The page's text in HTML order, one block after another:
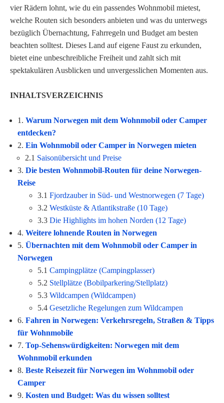
vier Rädern lohnt, wie du ein passendes Wohnmobil mietest,
welche Routen sich besonders anbieten und was du unterwegs
bezüglich Übernachtung, Fahrregeln und Budget am besten
beachten solltest. Dieses Land auf eigene Faust zu erkunden,
bietet eine unbeschreibliche Freiheit und zahlt sich mit
spektakulären Ausblicken und unvergesslichen Momenten aus.
INHALTSVERZEICHNIS
1. Warum Norwegen mit dem Wohnmobil oder Camper
entdecken?
2. Ein Wohnmobil oder Camper in Norwegen mieten
2.1 Saisonübersicht und Preise
3. Die besten Wohnmobil-Routen für deine Norwegen-
Reise
3.1 Fjordzauber in Süd- und Westnorwegen (7 Tage)
3.2 Westküste & Atlantikstraße (10 Tage)
3.3 Die Highlights im hohen Norden (12 Tage)
4. Weitere lohnende Routen in Norwegen
5. Übernachten mit dem Wohnmobil oder Camper in
Norwegen
5.1 Campingplätze (Campingplasser)
5.2 Stellplätze (Bobilparkering/Stellplatz)
5.3 Wildcampen (Wildcampen)
5.4 Gesetzliche Regelungen zum Wildcampen
6. Fahren in Norwegen: Verkehrsregeln, Straßen & Tipps
für Wohnmobile
7. Top-Sehenswürdigkeiten: Norwegen mit dem
Wohnmobil erkunden
8. Beste Reisezeit für Norwegen im Wohnmobil oder
Camper
9. Kosten und Budget: Was du wissen solltest